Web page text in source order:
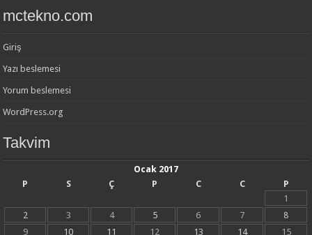
mctekno.com
Giriş
Yazı beslemesi
Yorum beslemesi
WordPress.org
Takvim
Ocak 2017
P
S Ç P C C
P
1
2
3 4 5 6 7
8
9
10 11 12 13 14
15